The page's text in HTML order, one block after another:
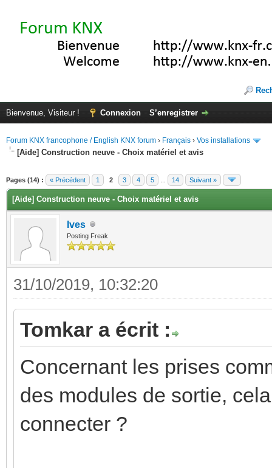
Bienvenue, Visiteur ! Connexion S’enregistrer
Forum KNX francophone / English KNX forum › Français › Vos installations
[Aide] Construction neuve - Choix matériel et avis
Pages (14) : « Précédent 1 2 3 4 5 14 Suivant »
[Aide] Construction neuve - Choix matériel et avis
Ives
Posting Freak
31/10/2019, 10:32:20
Tomkar a écrit :
Concernant les prises
des modules de sortie,
connecter ?